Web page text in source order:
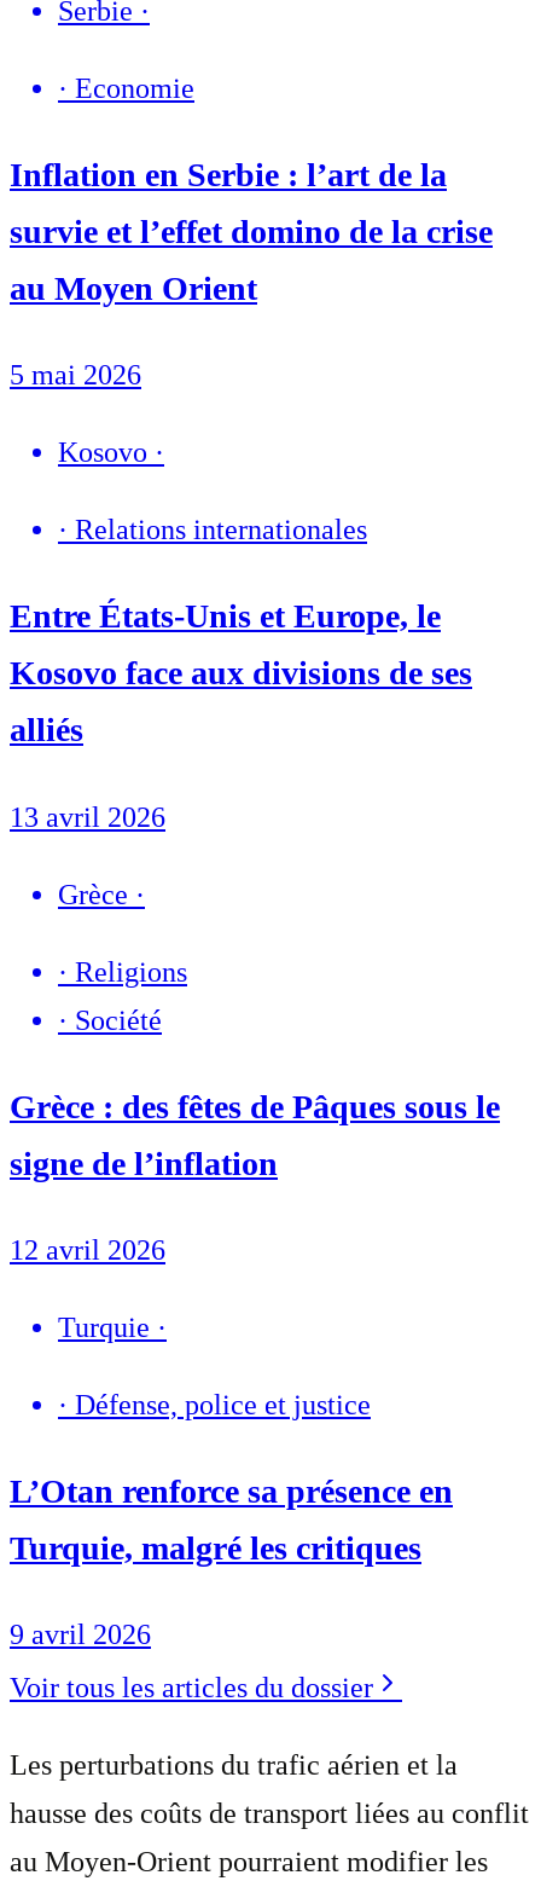
Serbie ·
· Economie
Inflation en Serbie : l’art de la
survie et l’effet domino de la crise
au Moyen Orient
5 mai 2026
Kosovo ·
· Relations internationales
Entre États-Unis et Europe, le
Kosovo face aux divisions de ses
alliés
13 avril 2026
Grèce ·
· Religions
· Société
Grèce : des fêtes de Pâques sous le
signe de l’inflation
12 avril 2026
Turquie ·
· Défense, police et justice
L’Otan renforce sa présence en
Turquie, malgré les critiques
9 avril 2026
Voir tous les articles du dossier
Les perturbations du trafic aérien et la
hausse des coûts de transport liées au conflit
au Moyen-Orient pourraient modifier les